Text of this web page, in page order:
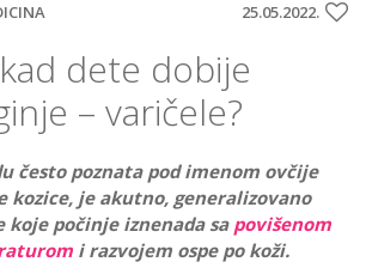
25.05.2022.
dete dobije
– varičele?
često poznata pod imenom ovčije
kozice, je akutno, generalizovano
koje počinje iznenada sa povišenom
i razvojem ospe po koži.